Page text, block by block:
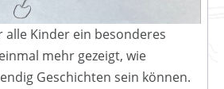
alle Kinder ein besonderes
mehr gezeigt, wie
Geschichten sein können.